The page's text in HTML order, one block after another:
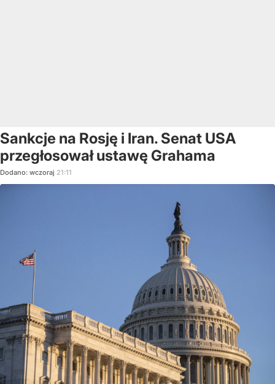
Sankcje na Rosję i Iran. Senat USA
przegłosował ustawę Grahama
Dodano: wczoraj 21:11